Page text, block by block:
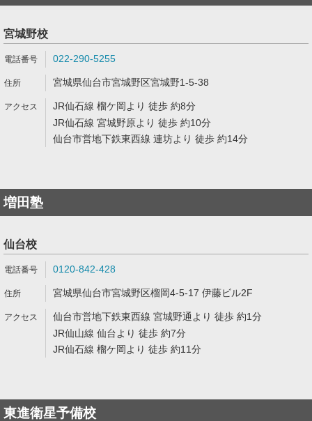
宮城野校
022-290-5255
宮城県仙台市宮城野区宮城野1-5-38
JR仙石線 榴ケ岡より 徒歩 約8分
JR仙石線 宮城野原より 徒歩 約10分
仙台市営地下鉄東西線 連坊より 徒歩 約14分
増田塾
仙台校
0120-842-428
宮城県仙台市宮城野区榴岡4-5-17 伊藤ビル2F
仙台市営地下鉄東西線 宮城野通より 徒歩 約1分
JR仙山線 仙台より 徒歩 約7分
JR仙石線 榴ケ岡より 徒歩 約11分
東進衛星予備校